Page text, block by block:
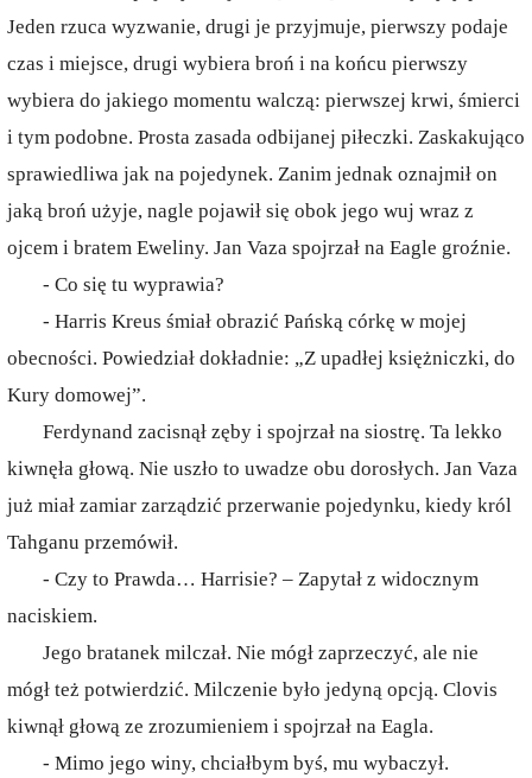
Jeden rzuca wyzwanie, drugi je przyjmuje, pierwszy podaje
czas i miejsce, drugi wybiera broń i na końcu pierwszy
wybiera do jakiego momentu walczą: pierwszej krwi, śmierci
i tym podobne. Prosta zasada odbijanej piłeczki. Zaskakująco
sprawiedliwa jak na pojedynek. Zanim jednak oznajmił on
jaką broń użyje, nagle pojawił się obok jego wuj wraz z
ojcem i bratem Eweliny. Jan Vaza spojrzał na Eagle groźnie.
- Co się tu wyprawia?
- Harris Kreus śmiał obrazić Pańską córkę w mojej
obecności. Powiedział dokładnie: „Z upadłej księżniczki, do
Kury domowej”.
Ferdynand zacisnął zęby i spojrzał na siostrę. Ta lekko
kiwnęła głową. Nie uszło to uwadze obu dorosłych. Jan Vaza
już miał zamiar zarządzić przerwanie pojedynku, kiedy król
Tahganu przemówił.
- Czy to Prawda… Harrisie? – Zapytał z widocznym
naciskiem.
Jego bratanek milczał. Nie mógł zaprzeczyć, ale nie
mógł też potwierdzić. Milczenie było jedyną opcją. Clovis
kiwnął głową ze zrozumieniem i spojrzał na Eagla.
- Mimo jego winy, chciałbym byś, mu wybaczył.